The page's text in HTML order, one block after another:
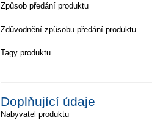
Způsob předání produktu
Zdůvodnění způsobu předání produktu
Tagy produktu
Doplňující údaje
Nabyvatel produktu